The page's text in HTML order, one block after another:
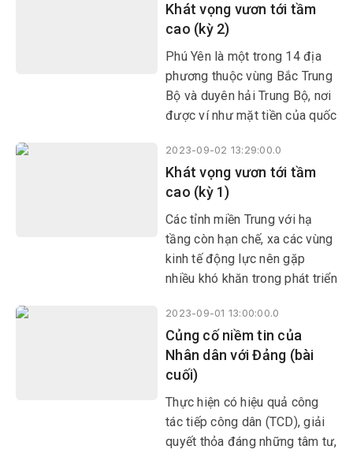
phí đầu tư xây dựng hạ tầng
giao thông.
Khát vọng vươn tới tầm
cao (kỳ 2)
Phú Yên là một trong 14 địa
phương thuộc vùng Bắc Trung
Bộ và duyên hải Trung Bộ, nơi
được ví như mặt tiền của quốc
cửa ngõ ra biển cả, bệ đỡ cho
các tỉnh Tây Nguyên.
2023-09-02 13:29:00.0
Khát vọng vươn tới tầm
cao (kỳ 1)
Các tỉnh miền Trung với hạ
tầng còn hạn chế, xa các vùng
kinh tế động lực nên gặp
nhiều khó khăn trong phát triển
2023-09-01 13:00:00.0
Củng cố niềm tin của
Nhân dân với Đảng (bài
cuối)
Thực hiện có hiệu quả công
tác tiếp công dân (TCD), giải
quyết thỏa đáng những tâm tư,